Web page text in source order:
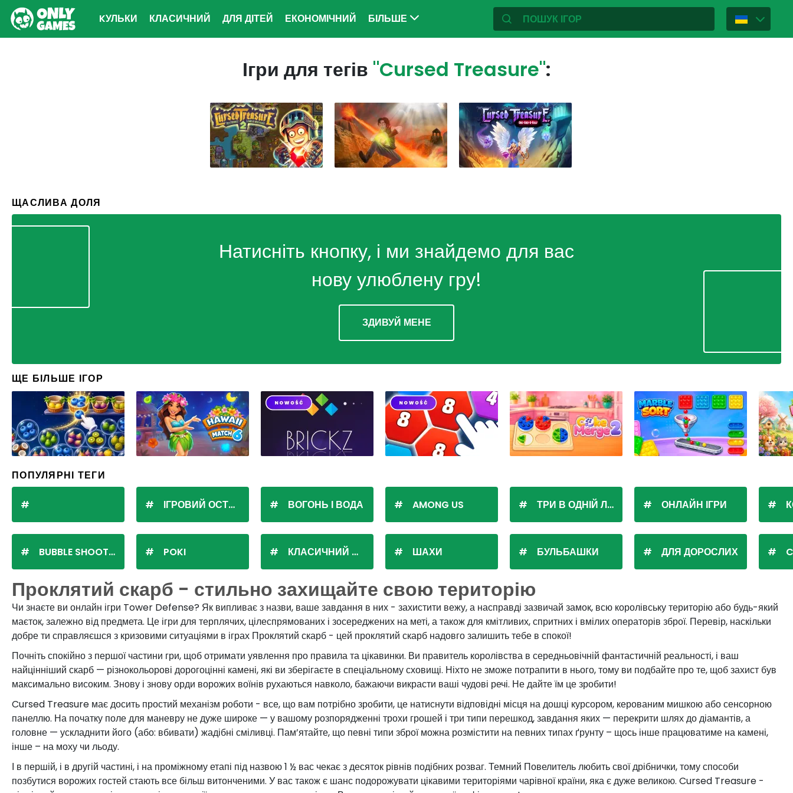
KУЛЬКИ КЛАСИЧНИЙ ДЛЯ ДІТЕЙ ЕКОНОМІЧНИЙ БІЛЬШЕ
Ігри для тегів "Cursed Treasure":
ЩАСЛИВА ДОЛЯ
Натисніть кнопку, і ми знайдемо для вас
нову улюблену гру!
ЗДИВУЙ МЕНЕ
ЩЕ БІЛЬШЕ ІГОР
ПОПУЛЯРНІ ТЕГИ
BUBBLE SHOOTER
ІГРОВИЙ ОСТРІВ
POKI
ВОГОНЬ І ВОДА
КЛАСИЧНИЙ ПАСЬЯНС
AMONG US
ШАХИ
ТРИ В ОДНІЙ ЛІНІЇ
БУЛЬБАШКИ
ОНЛАЙН ІГРИ
ДЛЯ ДОРОСЛИХ
Проклятий скарб - стильно захищайте свою територію
Чи знаєте ви онлайн ігри Tower Defense? Як випливає з назви, ваше завдання в них - захистити вежу, а насправді зазвичай замок, всю королівську територію або будь-який
маєток, залежно від предмета. Це ігри для терплячих, цілеспрямованих і зосереджених на меті, а також для кмітливих, спритних і вмілих операторів зброї. Перевір, наскільки
добре ти справляєшся з кризовими ситуаціями в іграх Проклятий скарб - цей проклятий скарб надовго залишить тебе в спокої!
Почніть спокійно з першої частини гри, щоб отримати уявлення про правила та цікавинки. Ви правитель королівства в середньовічній фантастичній реальності, і ваш
найцінніший скарб — різнокольорові дорогоцінні камені, які ви зберігаєте в спеціальному сховищі. Ніхто не зможе потрапити в нього, тому ви подбайте про те, щоб захист був
максимально високим. Знову і знову орди ворожих воїнів рухаються навколо, бажаючи викрасти ваші чудові речі. Не дайте їм це зробити!
Cursed Treasure має досить простий механізм роботи - все, що вам потрібно зробити, це натиснути відповідні місця на дошці курсором, керованим мишкою або сенсорною
панеллю. На початку поле для маневру не дуже широке — у вашому розпорядженні трохи грошей і три типи перешкод, завдання яких — перекрити шлях до діамантів, а
головне — ускладнити його (або: вбивати) жадібні сміливці. Пам’ятайте, що певні типи зброї можна розмістити на певних типах ґрунту – щось інше працюватиме на камені,
інше – на моху чи льоду.
І в першій, і в другій частині, і на проміжному етапі під назвою 1 ½ вас чекає з десяток рівнів подібних розваг. Темний Повелитель любить свої дрібнички, тому способи
позбутися ворожих гостей стають все більш витонченими. У вас також є шанс подорожувати цікавими територіями чарівної країни, яка є дуже великою. Cursed Treasure -